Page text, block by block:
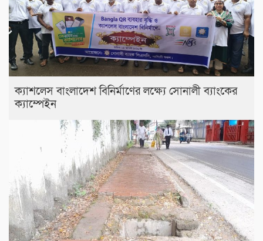
ক্যাশলেস বাংলাদেশ বিনির্মাণের লক্ষ্যে সোনালী ব্যাংকের
ক্যাম্পেইন